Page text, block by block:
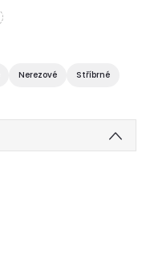
Nerezové
Stříbrné